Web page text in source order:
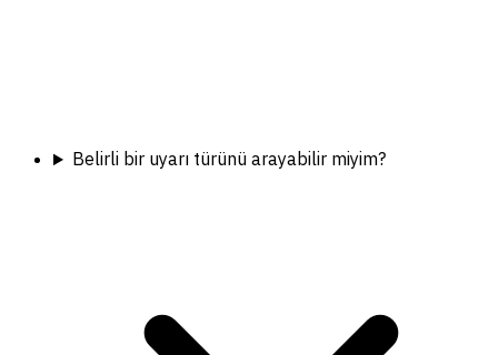
Belirli bir uyarı türünü arayabilir miyim?